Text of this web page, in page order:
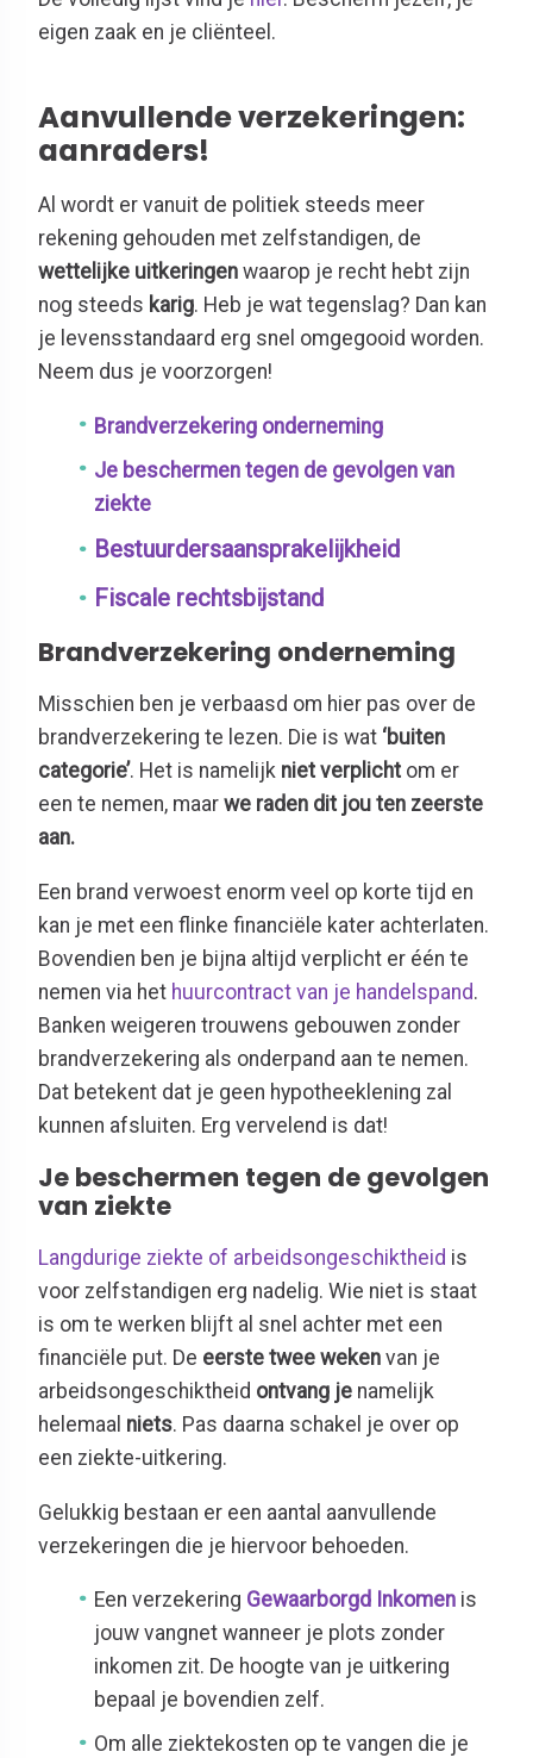
eigen zaak en je cliënteel.
Aanvullende verzekeringen:
aanraders!
Al wordt er vanuit de politiek steeds meer
rekening gehouden met zelfstandigen, de
wettelijke uitkeringen waarop je recht hebt zijn
nog steeds karig. Heb je wat tegenslag? Dan kan
je levensstandaard erg snel omgegooid worden.
Neem dus je voorzorgen!
Brandverzekering onderneming
Je beschermen tegen de gevolgen van
ziekte
Bestuurdersaansprakelijkheid
Fiscale rechtsbijstand
Brandverzekering onderneming
Misschien ben je verbaasd om hier pas over de
brandverzekering te lezen. Die is wat ‘buiten
categorie’. Het is namelijk niet verplicht om er
een te nemen, maar we raden dit jou ten zeerste
aan.
Een brand verwoest enorm veel op korte tijd en
kan je met een flinke financiële kater achterlaten.
Bovendien ben je bijna altijd verplicht er één te
nemen via het huurcontract van je handelspand.
Banken weigeren trouwens gebouwen zonder
brandverzekering als onderpand aan te nemen.
Dat betekent dat je geen hypotheeklening zal
kunnen afsluiten. Erg vervelend is dat!
Je beschermen tegen de gevolgen
van ziekte
Langdurige ziekte of arbeidsongeschiktheid is
voor zelfstandigen erg nadelig. Wie niet is staat
is om te werken blijft al snel achter met een
financiële put. De eerste twee weken van je
arbeidsongeschiktheid ontvang je namelijk
helemaal niets. Pas daarna schakel je over op
een ziekte-uitkering.
Gelukkig bestaan er een aantal aanvullende
verzekeringen die je hiervoor behoeden.
Een verzekering Gewaarborgd Inkomen is
jouw vangnet wanneer je plots zonder
inkomen zit. De hoogte van je uitkering
bepaal je bovendien zelf.
Om alle ziektekosten op te vangen die je